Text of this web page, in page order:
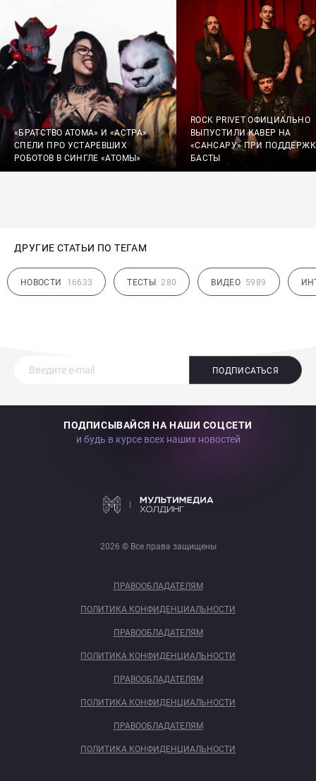
«БРАТСТВО АТОМА» И «АСТРА»
СПЕЛИ ПРО УСТАРЕВШИХ
РОБОТОВ В СИНГЛЕ «АТОМЫ»
ROCK PRIVET ОФИЦИАЛЬНО
ВЫПУСТИЛИ КАВЕР НА
«САНСАРУ» ПРИ
БАСТЫ
ДРУГИЕ СТАТЬИ ПО ТЕГАМ
НОВОСТИ 16633 ТЕСТЫ 280 ВИДЕО 5989
ПОДПИСАТЬСЯ
ПОДПИСЫВАЙСЯ НА НАШИ СОЦСЕТИ
и будь в курсе всех наших новостей
2026 © Все права защищены
ПРАВООБЛАДАТЕЛЯМ
ПОЛИТИКА КОНФИДЕНЦИАЛЬНОСТИ
ПРАВООБЛАДАТЕЛЯМ
ПОЛИТИКА КОНФИДЕНЦИАЛЬНОСТИ
ПРАВООБЛАДАТЕЛЯМ
ПОЛИТИКА КОНФИДЕНЦИАЛЬНОСТИ
ПРАВООБЛАДАТЕЛЯМ
ПОЛИТИКА КОНФИДЕНЦИАЛЬНОСТИ